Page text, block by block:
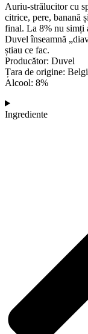
Auriu-strălucitor cu
citrice, pere, banană
final. La 8% nu simți
Duvel înseamnă
știau ce fac.
Producător: Duvel
Țara de origine:
Alcool: 8%
Ingrediente